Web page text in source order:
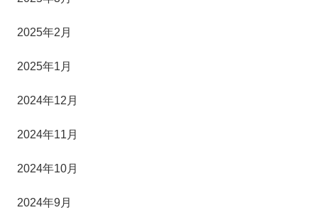
2025年2月
2025年1月
2024年12月
2024年11月
2024年10月
2024年9月